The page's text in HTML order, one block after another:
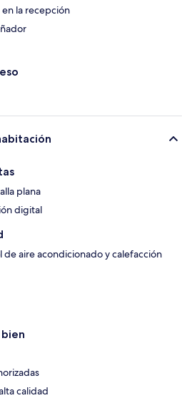
la recepción
plana
digital
de aire acondicionado y calefacción
calidad